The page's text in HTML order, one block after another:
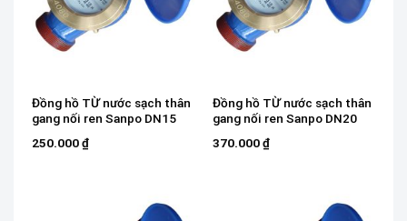
Đồng hồ TỪ nước sạch thân
gang nối ren Sanpo DN15
250.000₫
Đồng hồ TỪ nước sạch thân
gang nối ren Sanpo DN20
370.000₫